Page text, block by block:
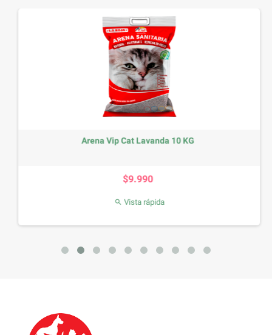
Arena Vip Cat Lavanda 10 KG
$9.990
Vista rápida